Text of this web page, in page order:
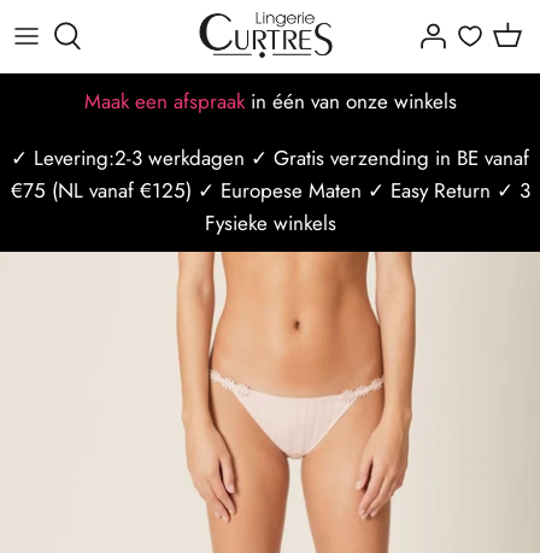
Meteen
naar
de
Maak een afspraakin één van onze winkels
Alles voor dames
BH's
Sport/Ondermode
Alles voor heren
Badmode
Alle Merken
Populaire merken
Dames maattabellen
BH maattabel
Mannen maattabel
Missie-visie-waarden
Ons team
Afspraak maken
Afspraak op locatie
Last Minute afspraak
✓ Levering:2-3 werkdagen ✓ Gratis verzending in BE vanaf
€75 (NL vanaf €125) ✓ Europese Maten ✓ Easy Return ✓ 3
Fysieke winkels